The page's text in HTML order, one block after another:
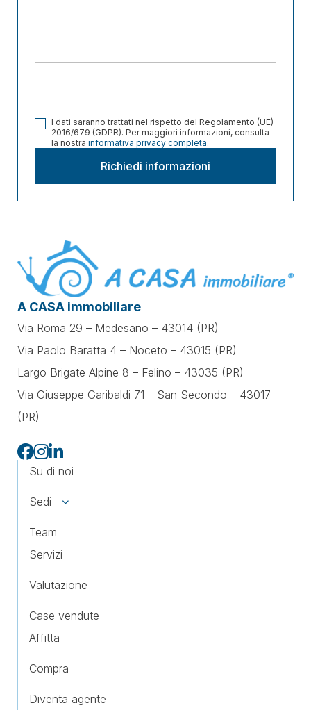
I dati saranno trattati nel rispetto del Regolamento (UE)
2016/679 (GDPR). Per maggiori informazioni, consulta
la nostra informativa privacy completa.
A CASA immobiliare
Via Roma 29 – Medesano – 43014 (PR)
Via Paolo Baratta 4 – Noceto – 43015 (PR)
Largo Brigate Alpine 8 – Felino – 43035 (PR)
Via Giuseppe Garibaldi 71 – San Secondo – 43017
(PR)
Su di noi
Sedi
Team
Servizi
Valutazione
Case vendute
Affitta
Compra
Diventa agente